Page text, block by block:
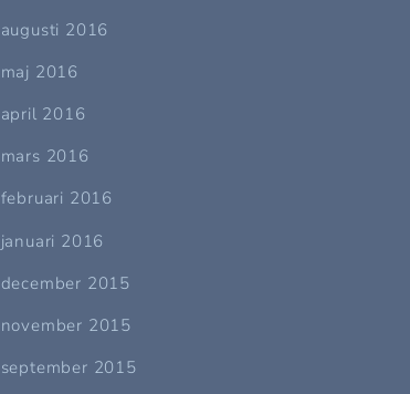
augusti 2016
maj 2016
april 2016
mars 2016
februari 2016
januari 2016
december 2015
november 2015
september 2015